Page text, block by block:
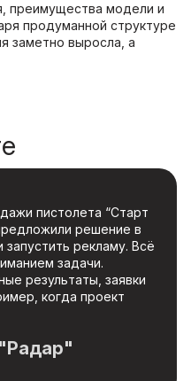
преимущества модели и
продуманной структуре
заметно выросла, а
пистолета “Старт
решение в
рекламу. Всё
задачи.
результаты, заявки
когда проект